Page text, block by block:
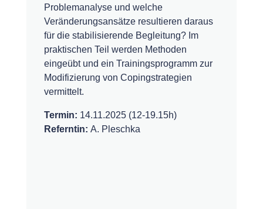
Problemanalyse und welche
Veränderungsansätze resultieren daraus
für die stabilisierende Begleitung? Im
praktischen Teil werden Methoden
eingeübt und ein Trainingsprogramm zur
Modifizierung von Copingstrategien
vermittelt.
Termin: 14.11.2025 (12-19.15h)
Referntin: A. Pleschka